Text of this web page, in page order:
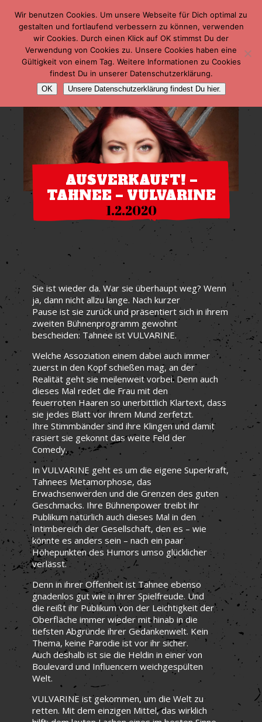
AUSVERKAUFT! –
TAHNEE – VULVARINE
1.2.2020
Sie ist wieder da. War sie überhaupt weg? Wenn
ja, dann nicht allzu lange. Nach kurzer
Pause ist sie zurück und präsentiert sich in ihrem
zweiten Bühnenprogramm gewohnt
bescheiden: Tahnee ist VULVARINE.
Welche Assoziation einem dabei auch immer
zuerst in den Kopf schießen mag, an der
Realität geht sie meilenweit vorbei. Denn auch
dieses Mal redet die Frau mit den
feuerroten Haaren so unerbittlich Klartext, dass
sie jedes Blatt vor ihrem Mund zerfetzt.
Ihre Stimmbänder sind ihre Klingen und damit
rasiert sie gekonnt das weite Feld der
Comedy.
In VULVARINE geht es um die eigene Superkraft,
Tahnees Metamorphose, das
Erwachsenwerden und die Grenzen des guten
Geschmacks. Ihre Bühnenpower treibt ihr
Publikum natürlich auch dieses Mal in den
Intimbereich der Gesellschaft, den es – wie
könnte es anders sein – nach ein paar
Höhepunkten des Humors umso glücklicher
verlässt.
Denn in ihrer Offenheit ist Tahnee ebenso
gnadenlos gut wie in ihrer Spielfreude. Und
die reißt ihr Publikum von der Leichtigkeit der
Oberfläche immer wieder mit hinab in die
tiefsten Abgründe ihrer Gedankenwelt. Kein
Thema, keine Parodie ist vor ihr sicher.
Auch deshalb ist sie die Heldin in einer von
Boulevard und Influencern weichgespülten
Welt.
VULVARINE ist gekommen, um die Welt zu
retten. Mit dem einzigen Mittel, das wirklich
Wir benutzen Cookies. Um unsere Webseite für Dich optimal zu
gestalten und fortlaufend verbessern zu können, verwenden
wir Cookies. Durch einen Klick auf OK stimmst Du der
Verwendung von Cookies zu. Unsere Cookies haben eine
Gültigkeit von einem Tag. Weitere Informationen zu Cookies
findest Du in unserer Datenschutzerklärung.
OK Unsere Datenschutzerklärung findest Du hier.